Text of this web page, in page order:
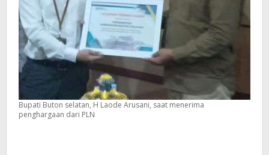
Bupati Buton selatan, H Laode Arusani, saat menerima
penghargaan dari PLN